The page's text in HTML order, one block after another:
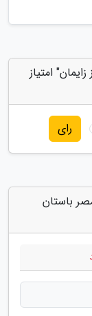
امتیاز
رای
باستان